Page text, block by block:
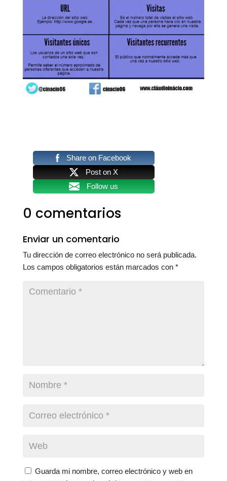
Share on Facebook
Post on X
Follow us
0 comentarios
Enviar un comentario
Tu dirección de correo electrónico no será publicada.
Los campos obligatorios están marcados con *
Guarda mi nombre, correo electrónico y web en